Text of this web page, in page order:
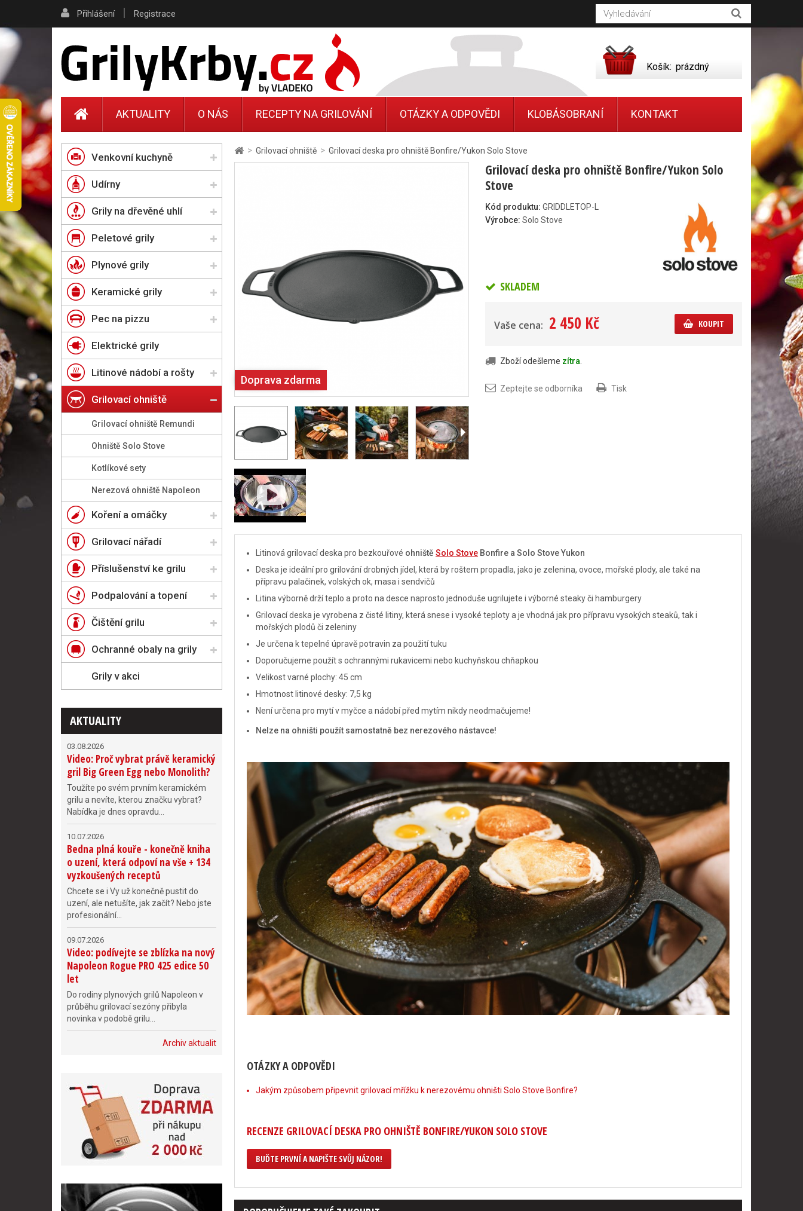
> Grilovací ohniště > Grilovací deska pro ohniště Bonfire/Yukon Solo Stove
Doprava zdarma
Grilovací deska pro ohniště Bonfire/Yukon Solo
Stove
Kód produktu: GRIDDLETOP-L
Výrobce: Solo Stove
SKLADEM
Vaše cena: 2 450 Kč KOUPIT
Zboží odešleme zítra
Zeptejte se odborníka Tisk
Litinová grilovací deska pro bezkouřové ohniště Solo Stove Bonfire a Solo Stove Yukon
Deska je ideální pro grilování drobných jídel, která by roštem propadla, jako je zelenina, ovoce, mořské plody, ale také na
přípravu palačinek, volských ok, masa i sendvičů
Litina výborně drží teplo a proto na desce naprosto jednoduše ugrilujete i výborné steaky či hamburgery
Grilovací deska je vyrobena z čisté litiny, která snese i vysoké teploty a je vhodná jak pro přípravu vysokých steaků, tak i
mořských plodů či zeleniny
Je určena k tepelné úpravě potravin za použití tuku
Doporučujeme použít s ochrannými rukavicemi nebo kuchyňskou chňapkou
Velikost varné plochy: 45 cm
Hmotnost litinové desky: 7,5 kg
Není určena pro mytí v myčce a nádobí před mytím nikdy neodmačujeme!
Nelze na ohništi použít samostatně bez nerezového nástavce!
OTÁZKY A ODPOVĚDI
Jakým způsobem připevnit grilovací mřížku k nerezovému ohništi Solo Stove Bonfire?
RECENZE GRILOVACÍ DESKA PRO OHNIŠTĚ BONFIRE/YUKON SOLO STOVE
BUĎTE PRVNÍ A NAPIŠTE SVŮJ NÁZOR!
Venkovní kuchyně
Udírny
Grily na dřevěné uhlí
Peletové grily
Plynové grily
Keramické grily
Pec na pizzu
Elektrické grily
Litinové nádobí a rošty
Grilovací ohniště
Grilovací ohniště Remundi
Ohniště Solo Stove
Kotlíkové sety
Nerezová ohniště Napoleon
Koření a omáčky
Grilovací nářadí
Příslušenství ke grilu
Podpalování a topení
Čištění grilu
Ochranné obaly na grily
Grily v akci
AKTUALITY
03.08.2026
Video: Proč vybrat právě keramický
gril Big Green Egg nebo Monolith?
Toužíte po svém prvním keramickém
grilu a nevíte, kterou značku vybrat?
Nabídka je dnes opravdu...
10.07.2026
Bedna plná kouře - konečně kniha
o uzení, která odpoví na vše + 134
vyzkoušených receptů
Chcete se i Vy už konečně pustit do
uzení, ale netušíte, jak začít? Nebo jste
profesionální...
09.07.2026
Video: podívejte se zblízka na nový
Napoleon Rogue PRO 425 edice 50
let
Do rodiny plynových grilů Napoleon v
průběhu grilovací sezóny přibyla
novinka v podobě grilu...
Archiv aktualit
Přihlášení | Registrace
Košík: prázdný
AKTUALITY O NÁS RECEPTY NA GRILOVÁNÍ OTÁZKY A ODPOVĚDI KLOBÁSOBRANÍ KONTAKT